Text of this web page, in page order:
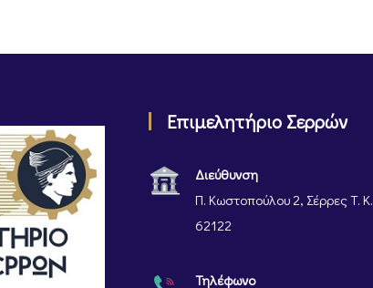
Επιμελητήριο Σερρών
Διεύθυνση
Π. Κωστοπούλου 2, Σέρρες Τ. Κ.
62122
Τηλέφωνο